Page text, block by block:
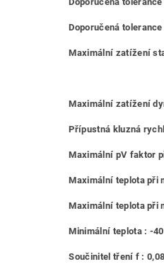
Doporučená
Maximální zatížení
Maximální zatížení
Přípustná kluzná
Maximální pV faktor
Maximální teplota při
Maximální teplota při
Minimální teplota : -
Součinitel tření f :